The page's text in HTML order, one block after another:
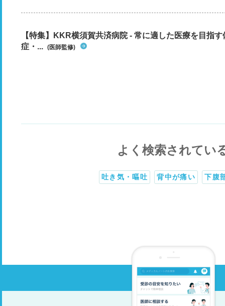
【特集】KKR横須賀共済病院 - 常に適した医療を目指
症・... (医師監修)
よく検索されてい
吐き気・嘔吐 背中が痛い 下腹